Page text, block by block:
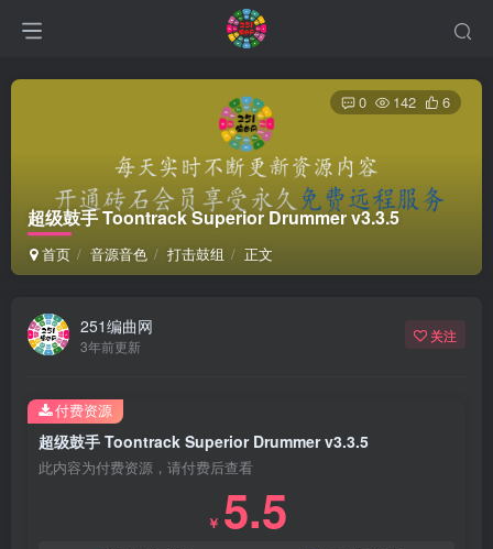
超级鼓手 Toontrack Superior Drummer v3.3.5
首页 音源音色 打击鼓组 正文
0 142 6
251编曲网
3年前更新
关注
超级鼓手 Toontrack Superior Drummer v3.3.5
此内容为付费资源，请付费后查看
￥ 5.5
付费资源